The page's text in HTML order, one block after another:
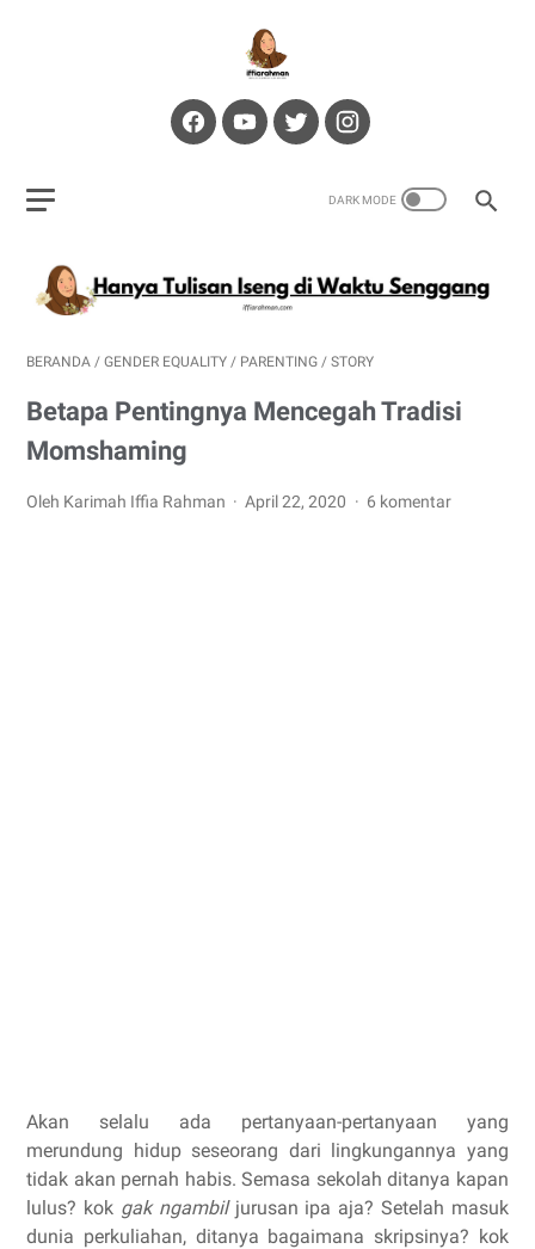
BERANDA / GENDER EQUALITY / PARENTING / STORY
Betapa Pentingnya Mencegah Tradisi
Momshaming
Oleh Karimah Iffia Rahman April 22, 2020 6 komentar
Akan selalu ada pertanyaan-pertanyaan yang
merundung hidup seseorang dari lingkungannya yang
tidak akan pernah habis. Semasa sekolah ditanya kapan
lulus? kok gak ngambil jurusan ipa aja? Setelah masuk
dunia perkuliahan, ditanya bagaimana skripsinya? kok